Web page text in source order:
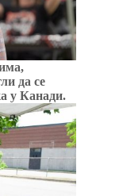
да се
у Канади.